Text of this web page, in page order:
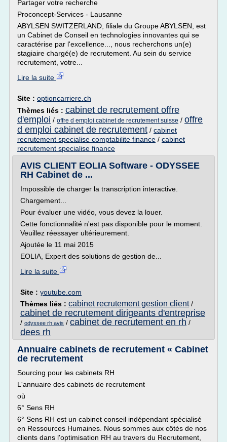
Partager votre recherche
Proconcept-Services - Lausanne
ABYLSEN SWITZERLAND, filiale du Groupe ABYLSEN, est
un Cabinet de Conseil en technologies innovantes qui se
caractérise par l'excellence..., nous recherchons un(e)
stagiaire chargé(e) de recrutement. Au sein du service
recrutement, votre...
Lire la suite
Site : optioncarriere.ch
Thèmes liés : cabinet de recrutement offre
d'emploi / offre d emploi cabinet de recrutement suisse / offre
d emploi cabinet de recrutement / cabinet
recrutement specialise comptabilite finance / cabinet
recrutement specialise finance
AVIS CLIENT EOLIA Software - ODYSSEE
RH Cabinet de ...
Impossible de charger la transcription interactive.
Chargement...
Pour évaluer une vidéo, vous devez la louer.
Cette fonctionnalité n'est pas disponible pour le moment.
Veuillez réessayer ultérieurement.
Ajoutée le 11 mai 2015
EOLIA, Expert des solutions de gestion de...
Lire la suite
Site : youtube.com
Thèmes liés : cabinet recrutement gestion client/
cabinet de recrutement dirigeants d'entreprise
/ odyssee rh avis / cabinet de recrutement en rh /
dees rh
Annuaire cabinets de recrutement « Cabinet
de recrutement
Sourcing pour les cabinets RH
L'annuaire des cabinets de recrutement
où
6° Sens RH
6° Sens RH est un cabinet conseil indépendant spécialisé
en Ressources Humaines. Nous sommes aux côtés de nos
clients dans l'optimisation RH au travers du Recrutement,